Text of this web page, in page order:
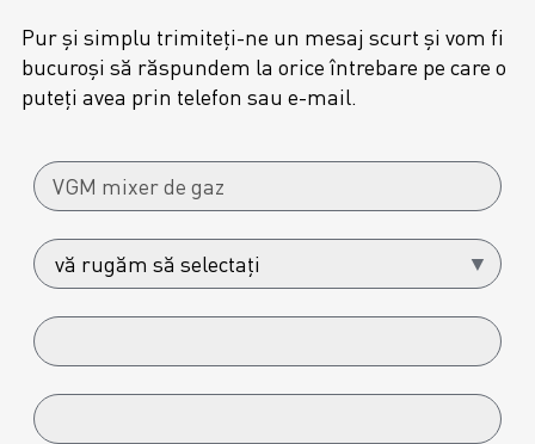
Pur și simplu trimiteți-ne un mesaj scurt și vom fi
bucuroși să răspundem la orice întrebare pe care o
puteți avea prin telefon sau e-mail.